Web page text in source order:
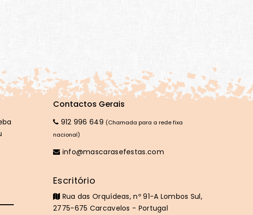
Contactos Gerais
912 996 649 (Chamada para a rede fixa
nacional)
info@mascarasefestas.com
Escritório
Rua das Orquídeas, nº 91-A Lombos Sul,
2775-675 Carcavelos - Portugal